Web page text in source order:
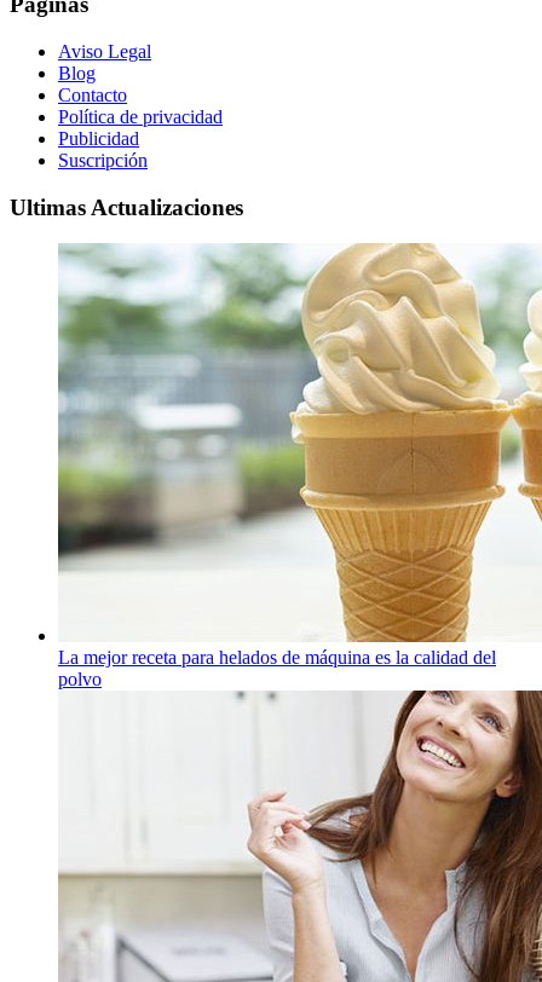
Aviso Legal
Blog
Contacto
Política de privacidad
Publicidad
Suscripción
Ultimas Actualizaciones
La mejor receta para helados de máquina es la calidad del
polvo